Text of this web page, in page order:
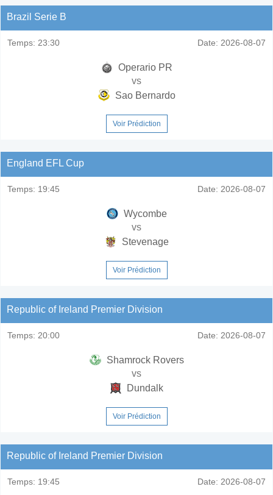
Brazil Serie B
Temps: 23:30 Date: 2026-08-07
Operario PR
vs
Sao Bernardo
Voir Prédiction
England EFL Cup
Temps: 19:45 Date: 2026-08-07
Wycombe
vs
Stevenage
Voir Prédiction
Republic of Ireland Premier Division
Temps: 20:00 Date: 2026-08-07
Shamrock Rovers
vs
Dundalk
Voir Prédiction
Republic of Ireland Premier Division
Temps: 19:45 Date: 2026-08-07